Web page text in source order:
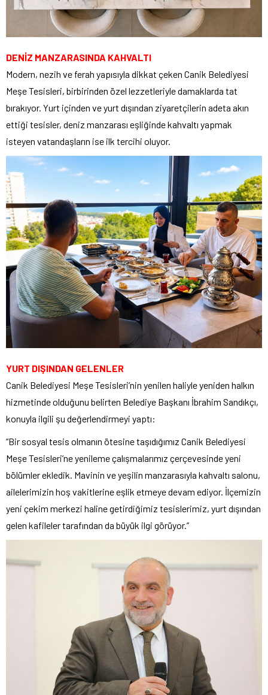
DENİZ MANZARASINDA KAHVALTI
Modern, nezih ve ferah yapısıyla dikkat çeken Canik Belediyesi
Meşe Tesisleri, birbirinden özel lezzetleriyle damaklarda tat
bırakıyor. Yurt içinden ve yurt dışından ziyaretçilerin adeta akın
ettiği tesisler, deniz manzarası eşliğinde kahvaltı yapmak
isteyen vatandaşların ise ilk tercihi oluyor.
YURT DIŞINDAN GELENLER
Canik Belediyesi Meşe Tesisleri’nin yenilen haliyle yeniden halkın
hizmetinde olduğunu belirten Belediye Başkanı İbrahim Sandıkçı,
konuyla ilgili şu değerlendirmeyi yaptı:
“Bir sosyal tesis olmanın ötesine taşıdığımız Canik Belediyesi
Meşe Tesisleri’ne yenileme çalışmalarımız çerçevesinde yeni
bölümler ekledik. Mavinin ve yeşilin manzarasıyla kahvaltı salonu,
ailelerimizin hoş vakitlerine eşlik etmeye devam ediyor. İlçemizin
yeni çekim merkezi haline getirdiğimiz tesislerimiz, yurt dışından
gelen kafileler tarafından da büyük ilgi görüyor.”